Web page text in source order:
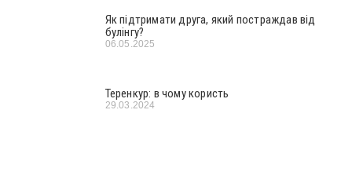
Як підтримати друга, який постраждав від
булінгу?
06.05.2025
Теренкур: в чому користь
29.03.2024